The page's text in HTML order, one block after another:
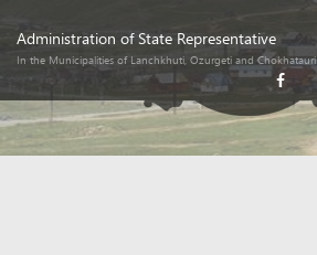
Administration of State Representative
In the Municipalities of Lanchkhuti, Ozurgeti and Chokhatauri